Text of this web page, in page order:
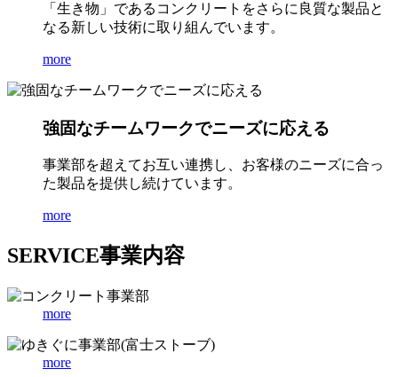
「生き物」であるコンクリートをさらに良質な製品と
なる新しい技術に取り組んでいます。
more
強固なチームワークでニーズに応える
事業部を超えてお互い連携し、お客様のニーズに合っ
た製品を提供し続けています。
more
SERVICE事業内容
more
more